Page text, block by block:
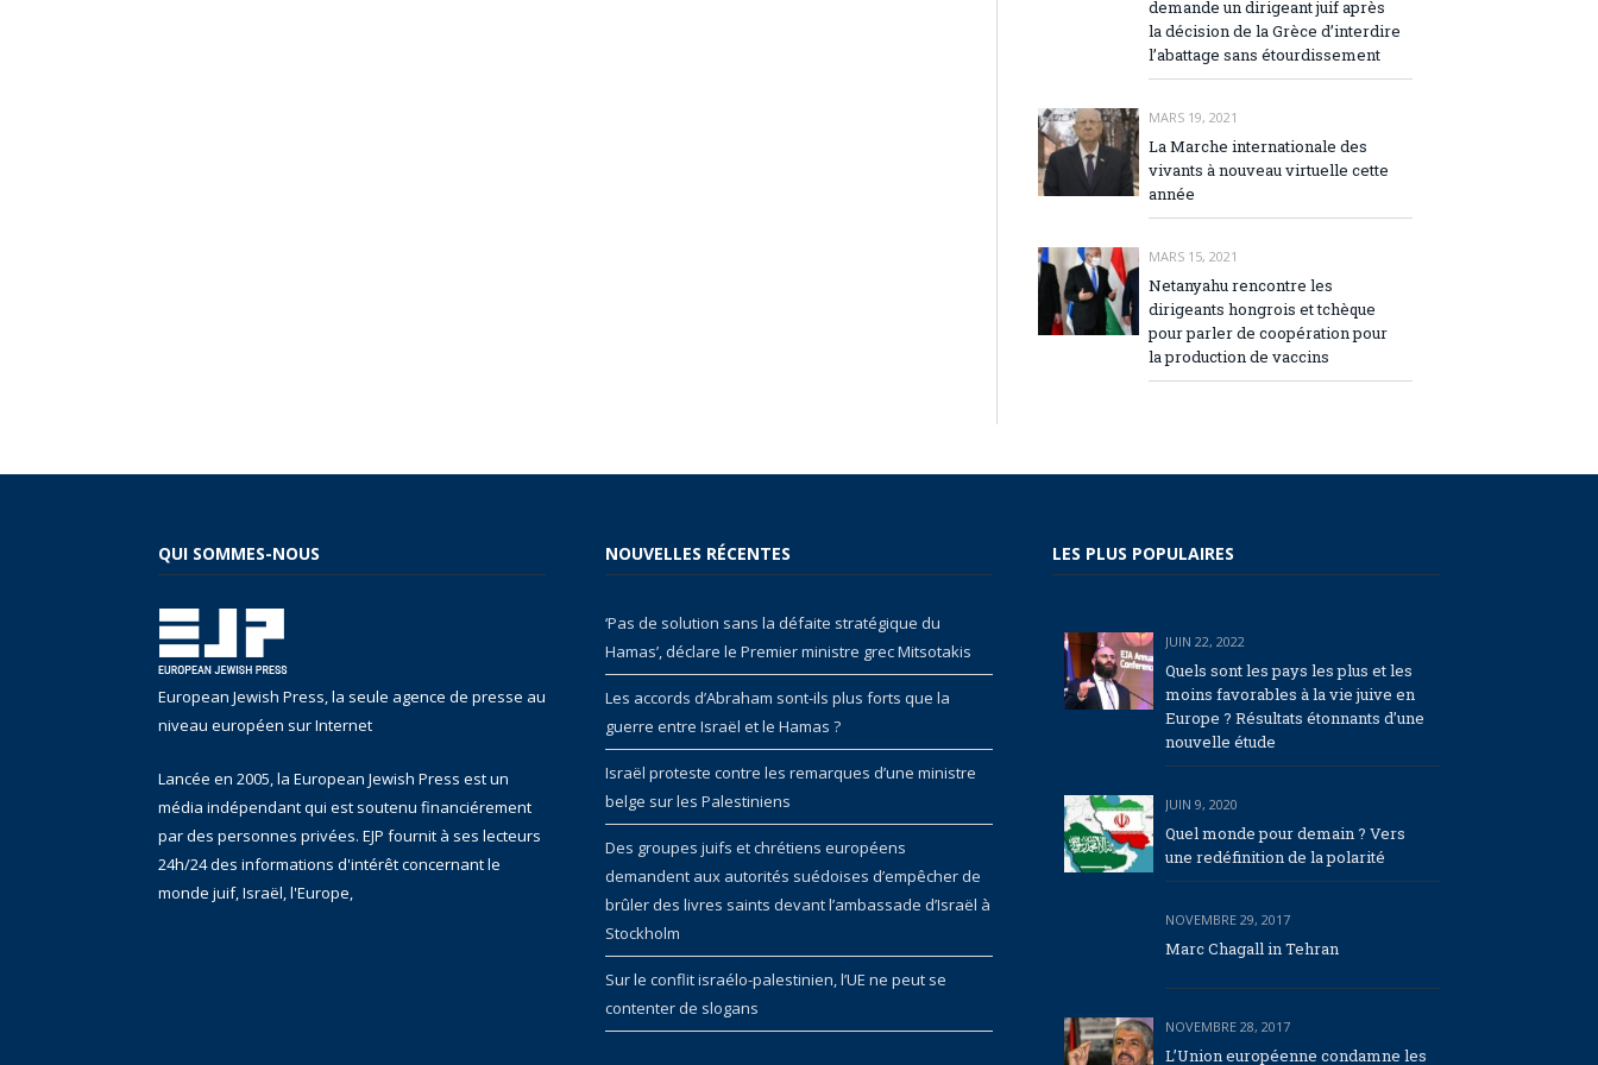
demande un dirigeant juif après
la décision de la Grèce d’interdire
l’abattage sans étourdissement
MARS 19, 2021
La Marche internationale des
vivants à nouveau virtuelle cette
année
MARS 15, 2021
Netanyahu rencontre les
dirigeants hongrois et tchèque
pour parler de coopération pour
la production de vaccins
QUI SOMMES-NOUS
European Jewish Press, la seule agence de presse au
niveau européen sur Internet
Lancée en 2005, la European Jewish Press est un
média indépendant qui est soutenu financiérement
par des personnes privées. EJP fournit à ses lecteurs
24h/24 des informations d'intérêt concernant le
monde juif, Israël, l'Europe,
NOUVELLES RÉCENTES
‘Pas de solution sans la défaite stratégique du
Hamas’, déclare le Premier ministre grec Mitsotakis
Les accords d’Abraham sont-ils plus forts que la
guerre entre Israël et le Hamas ?
Israël proteste contre les remarques d’une ministre
belge sur les Palestiniens
Des groupes juifs et chrétiens européens
demandent aux autorités suédoises d’empêcher de
brûler des livres saints devant l’ambassade d’Israël à
Stockholm
Sur le conflit israélo-palestinien, l’UE ne peut se
contenter de slogans
LES PLUS POPULAIRES
JUIN 22, 2022
Quels sont les pays les plus et les
moins favorables à la vie juive en
Europe ? Résultats étonnants d’une
nouvelle étude
JUIN 9, 2020
Quel monde pour demain ? Vers
une redéfinition de la polarité
NOVEMBRE 29, 2017
Marc Chagall in Tehran
NOVEMBRE 28, 2017
L’Union européenne condamne les